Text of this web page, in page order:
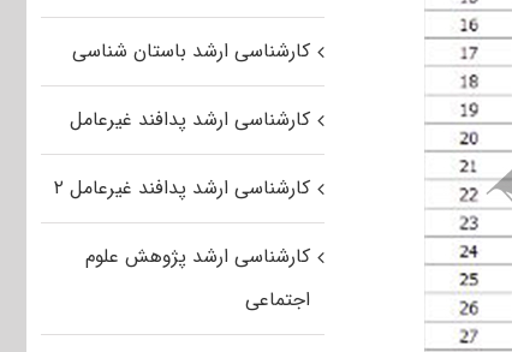
کارشناسی ارشد باستان شناسی
کارشناسی ارشد پدافند غیرعامل
کارشناسی ارشد پدافند غیرعامل ۲
کارشناسی ارشد پژوهش علوم
اجتماعی